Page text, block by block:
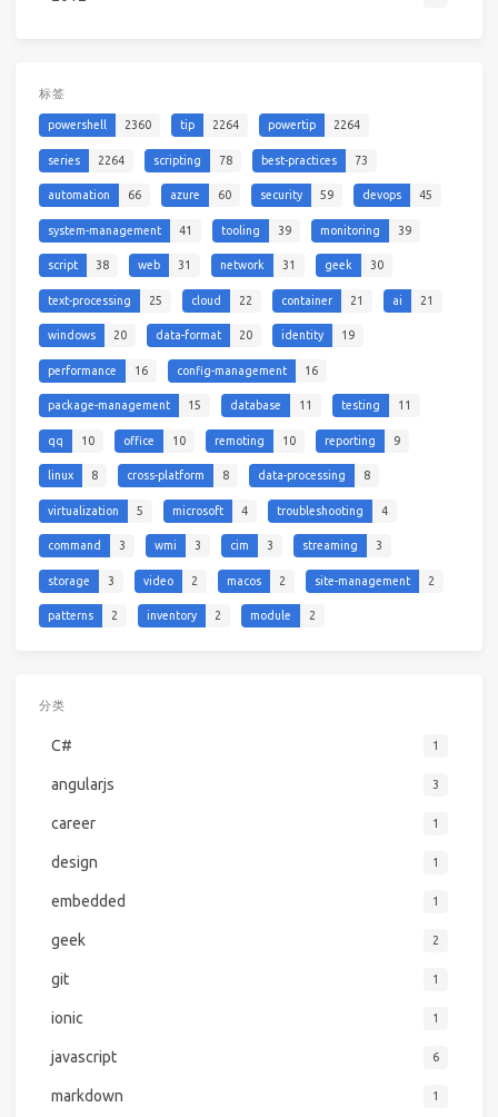
标签
powershell 2360 tip 2264 powertip 2264
series 2264 scripting 78 best-practices 73
automation 66 azure 60 security 59 devops 45
system-management 41 tooling 39 monitoring 39
script 38 web 31 network 31 geek 30
text-processing 25 cloud 22 container 21 ai 21
windows 20 data-format 20 identity 19
performance 16 config-management 16
package-management 15 database 11 testing 11
qq 10 office 10 remoting 10 reporting 9
linux 8 cross-platform 8 data-processing 8
virtualization 5 microsoft 4 troubleshooting 4
command 3 wmi 3 cim 3 streaming 3
storage 3 video 2 macos 2 site-management 2
patterns 2 inventory 2 module 2
分类
C# 1
angularjs 3
career 1
design 1
embedded 1
geek 2
git 1
ionic 1
javascript 6
markdown 1